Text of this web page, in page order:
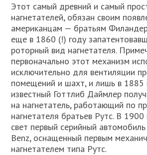
Этот самый древний и самый
нагнетателей, обязан своим
американцам — братьям
еще в 1860 (!) году
роторный вид нагнетателя.
первоначально этот механизм
исключительно для вентиляции
помещений и шахт, и лишь в 1885
известный Готтлиб Даймлер
на нагнетатель, работающий по
нагнетателя братьев Рутс. В 1900
свет первый серийный
Benz, оснащенный первым
нагнетателем типа Рутс.